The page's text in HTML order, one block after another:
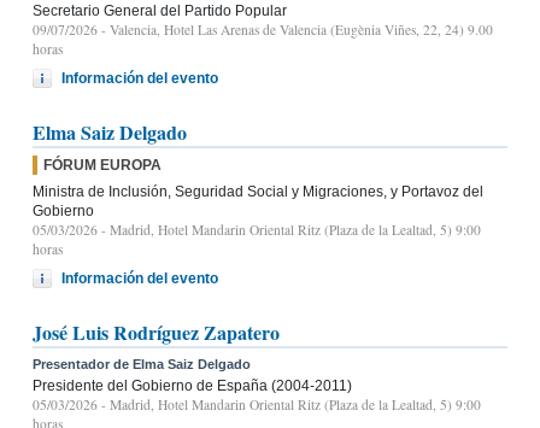
Secretario General del Partido Popular
09/07/2026 - Valencia, Hotel Las Arenas de Valencia (Eugènia Viñes, 22, 24) 9.00
horas
Información del evento
Elma Saiz Delgado
FÓRUM EUROPA
Ministra de Inclusión, Seguridad Social y Migraciones, y Portavoz del
Gobierno
05/03/2026 - Madrid, Hotel Mandarin Oriental Ritz (Plaza de la Lealtad, 5) 9:00
horas
Información del evento
José Luis Rodríguez Zapatero
Presentador de Elma Saiz Delgado
Presidente del Gobierno de España (2004-2011)
05/03/2026 - Madrid, Hotel Mandarin Oriental Ritz (Plaza de la Lealtad, 5) 9:00
horas